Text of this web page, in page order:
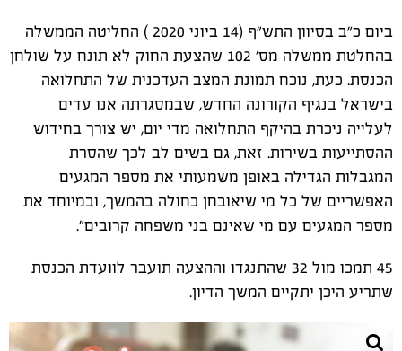
ביום כ"ב בסיוון התש"ף (14 ביוני 2020 ) החליטה הממשלה
בהחלטת ממשלה מס' 102 שהצעת החוק לא תונח על שולחן
הכנסת. כעת, נוכח תמונת המצב העדכנית של התחלואה
בישראל בנגיף הקורונה החדש, שבמסגרתה אנו עדים
לעלייה ניכרת בהיקף התחלואה מדי יום, יש צורך בחידוש
ההסתייעות בשירות. זאת, גם בשים לב לכך שהסרת
המגבלות הגדילה באופן משמעותי את מספר המגעים
האפשריים של כל מי שיאובחן כחולה בהמשך, ובמיוחד את
מספר המגעים עם מי שאינם בני משפחה קרובים".
45 תמכו מול 32 שהתנגדו וההצעה תועבר לוועדת הכנסת
שתריע היכן יתקיים המשך הדיון.